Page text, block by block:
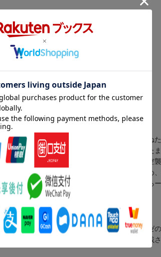
空隊の飛行艇の操縦手となった従兄の元を訪ねた
守るために単機で奮戦し、郷里に新妻を残した
朽木だった。昭和２０年になると、本土への空
日本敗戦から数日後、朽木は終戦の連絡のため
行艇を、赤いパラソルをさして岸壁から見送るー
ツ・カフカの作品やイタリアの作家パヴェーゼ
（本データはこの書籍が刊行された当時に掲載